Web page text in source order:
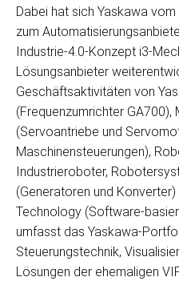
Dabei hat sich Yaskawa
zum
Industrie-4.0-Konzept i3-
Lösungsanbieter
Geschäftsaktivitäten von
(Frequenzumrichter GA700),
(Servoantriebe und
Maschinensteuerungen),
Industrieroboter,
(Generatoren und
Technology (Software-
umfasst das Yaskawa-
Steuerungstechnik,
Lösungen der ehemaligen